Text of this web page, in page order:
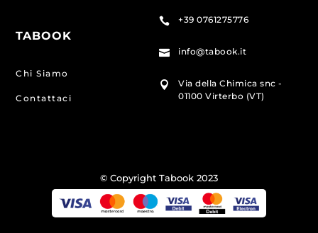
TABOOK
Chi Siamo
Contattaci
 +39 0761275776
 info@tabook.it

Via della Chimica snc -
01100 Virterbo (VT)
© Copyright Tabook 2023